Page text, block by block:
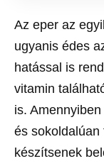
Az eper az
ugyanis édes
hatással is
vitamin
is.
és sokoldalúan
készítsenek